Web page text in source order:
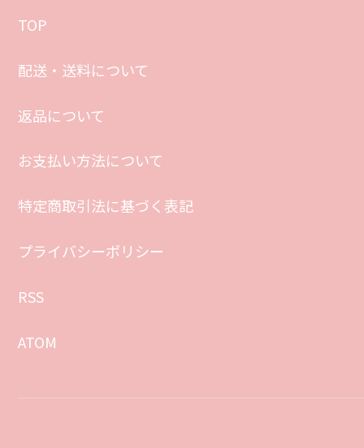
TOP
配送・送料について
返品について
お支払い方法について
特定商取引法に基づく表記
プライバシーポリシー
RSS
ATOM